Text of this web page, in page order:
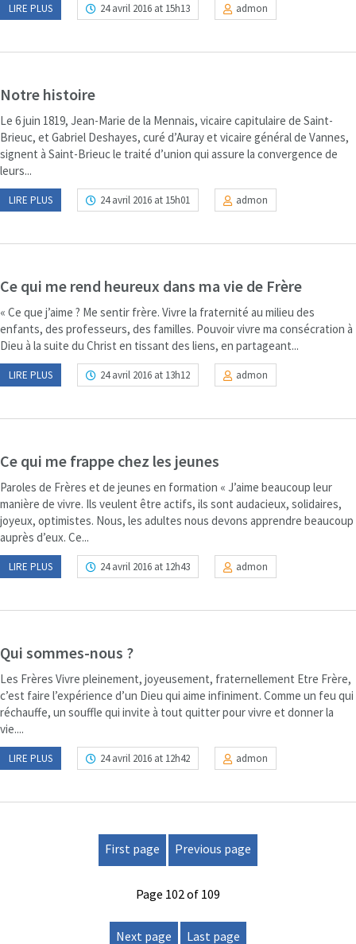
LIRE PLUS 24 avril 2016 at 15h13 admon
Notre histoire
Le 6 juin 1819, Jean-Marie de la Mennais, vicaire capitulaire de Saint-
Brieuc, et Gabriel Deshayes, curé d’Auray et vicaire général de Vannes,
signent à Saint-Brieuc le traité d’union qui assure la convergence de
leurs...
LIRE PLUS 24 avril 2016 at 15h01 admon
Ce qui me rend heureux dans ma vie de Frère
« Ce que j’aime ? Me sentir frère. Vivre la fraternité au milieu des
enfants, des professeurs, des familles. Pouvoir vivre ma consécration à
Dieu à la suite du Christ en tissant des liens, en partageant...
LIRE PLUS 24 avril 2016 at 13h12 admon
Ce qui me frappe chez les jeunes
Paroles de Frères et de jeunes en formation « J’aime beaucoup leur
manière de vivre. Ils veulent être actifs, ils sont audacieux, solidaires,
joyeux, optimistes. Nous, les adultes nous devons apprendre beaucoup
auprès d’eux. Ce...
LIRE PLUS 24 avril 2016 at 12h43 admon
Qui sommes-nous ?
Les Frères Vivre pleinement, joyeusement, fraternellement Etre Frère,
c’est faire l’expérience d’un Dieu qui aime infiniment. Comme un feu qui
réchauffe, un souffle qui invite à tout quitter pour vivre et donner la
vie....
LIRE PLUS 24 avril 2016 at 12h42 admon
First page Previous page
Page 102 of 109
Next page Last page